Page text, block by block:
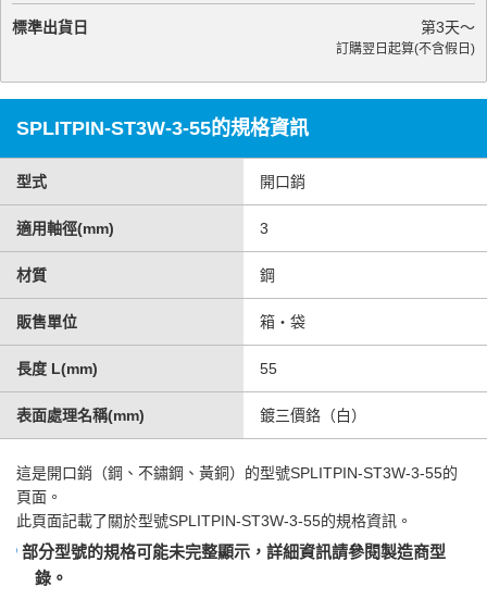
標準出貨日 第3天～
訂購翌日起算(不含假日)
SPLITPIN-ST3W-3-55的規格資訊
型式 開口銷
適用軸徑(mm) 3
材質 鋼
販售單位 箱・袋
長度 L(mm) 55
表面處理名稱(mm) 鍍三價鉻（白）
這是開口銷（鋼、不鏽鋼、黃銅） 的型號SPLITPIN-ST3W-3-55的
頁面。
此頁面記載了關於型號SPLITPIN-ST3W-3-55的規格資訊。
部分型號的規格可能未完整顯示，詳細資訊請參閱製造商型
錄 。